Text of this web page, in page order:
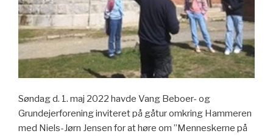
Søndag d. 1. maj 2022 havde Vang Beboer- og
Grundejerforening inviteret på gåtur omkring Hammeren
med Niels-Jørn Jensen for at høre om ”Menneskerne på